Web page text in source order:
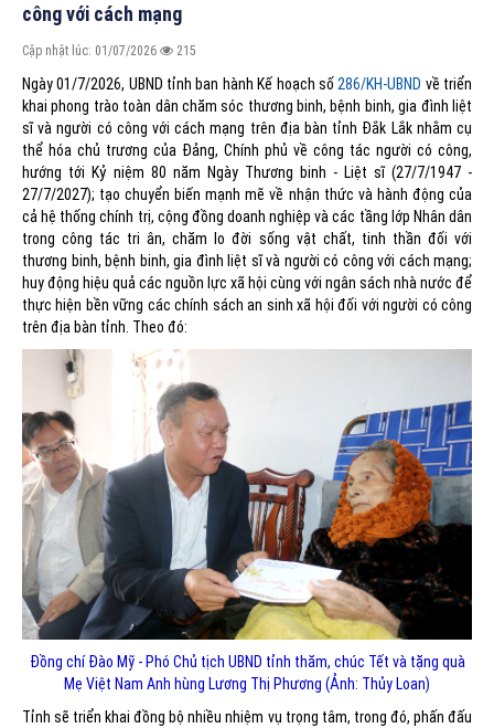
công với cách mạng
Cập nhật lúc: 01/07/2026 215
Ngày 01/7/2026, UBND tỉnh ban hành Kế hoạch số286/KH-UBND về triển
khai phong trào toàn dân chăm sóc thương binh, bệnh binh, gia đình liệt
sĩ và người có công với cách mạng trên địa bàn tỉnh Đắk Lắk nhằm cụ
thể hóa chủ trương của Đảng, Chính phủ về công tác người có công,
hướng tới Kỷ niệm 80 năm Ngày Thương binh - Liệt sĩ (27/7/1947 -
27/7/2027); tạo chuyển biến mạnh mẽ về nhận thức và hành động của
cả hệ thống chính trị, cộng đồng doanh nghiệp và các tầng lớp Nhân dân
trong công tác tri ân, chăm lo đời sống vật chất, tinh thần đối với
thương binh, bệnh binh, gia đình liệt sĩ và người có công với cách mạng;
huy động hiệu quả các nguồn lực xã hội cùng với ngân sách nhà nước để
thực hiện bền vững các chính sách an sinh xã hội đối với người có công
trên địa bàn tỉnh. Theo đó:
Đồng chí Đào Mỹ - Phó Chủ tịch UBND tỉnh thăm, chúc Tết và tặng quà
Mẹ Việt Nam Anh hùng Lương Thị Phương (Ảnh: Thủy Loan)
Tỉnh sẽ triển khai đồng bộ nhiều nhiệm vụ trọng tâm, trong đó, phấn đấu